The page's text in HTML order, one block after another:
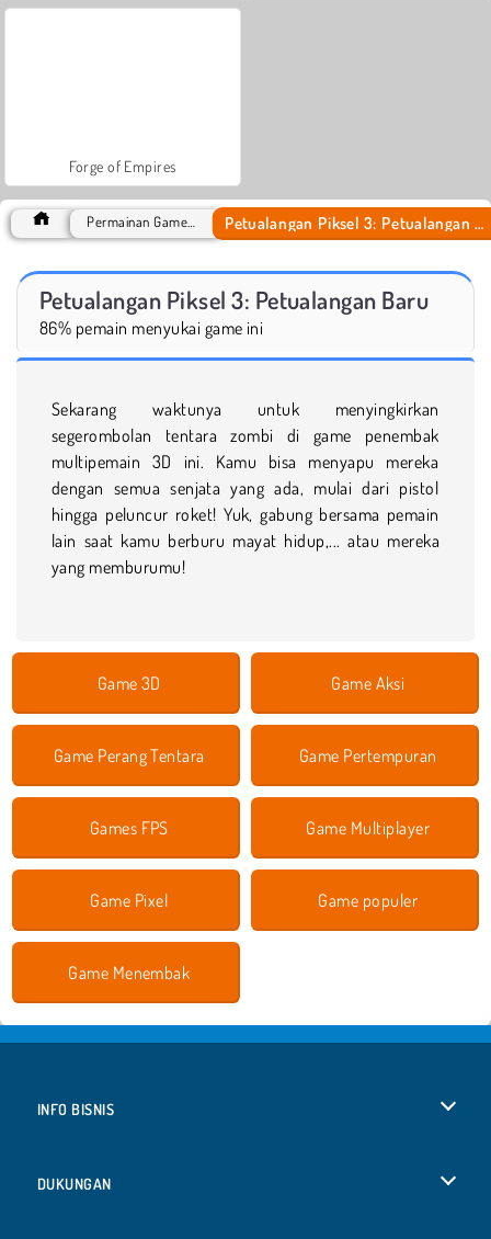
Forge of Empires
Petualangan Piksel 3: Petualangan Baru
86% pemain menyukai game ini
Sekarang waktunya untuk menyingkirkan
segerombolan tentara zombi di game penembak
multipemain 3D ini. Kamu bisa menyapu mereka
dengan semua senjata yang ada, mulai dari pistol
hingga peluncur roket! Yuk, gabung bersama pemain
lain saat kamu berburu mayat hidup,... atau mereka
yang memburumu!
Game 3D Game Aksi
Game Perang Tentara Game Pertempuran
Games FPS Game Multiplayer
Game Pixel Game populer
Game Menembak
INFO BISNIS
DUKUNGAN